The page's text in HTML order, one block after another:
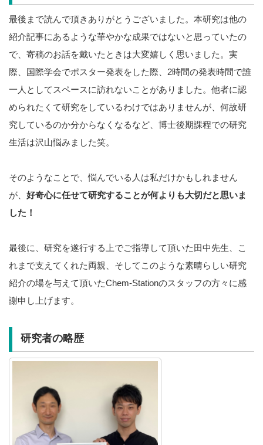
最後まで読んで頂きありがとうございました。本研究は他の
紹介記事にあるような華やかな成果ではないと思っていたの
で、寄稿のお話を戴いたときは大変嬉しく思いました。実
際、国際学会でポスター発表をした際、2時間の発表時間で誰
一人としてスペースに訪れないことがありました。他者に認
められたくて研究をしているわけではありませんが、何故研
究しているのか分からなくなるなど、博士後期課程での研究
生活は沢山悩みました笑。
そのようなことで、悩んでいる人は私だけかもしれません
が、 好奇心に任せて研究することが何よりも大切だと思いま
した！
最後に、研究を遂行する上でご指導して頂いた田中先生、こ
れまで支えてくれた両親、そしてこのような素晴らしい研究
紹介の場を与えて頂いたChem-Stationのスタッフの方々に感
謝申し上げます。
研究者の略歴